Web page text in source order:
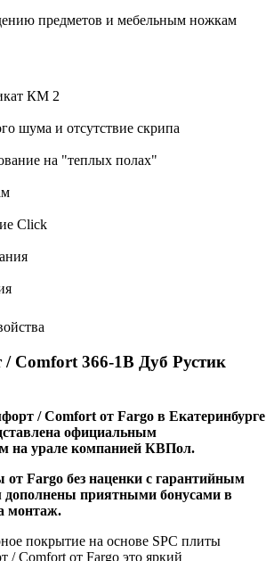
предметов и мебельным ножкам
КМ 2
шума и отсутствие скрипа
на "теплых полах"
Click
Comfort 366-1В Дуб Рустик
/ Comfort от Fargo в Екатеринбурге
официальным
на урале компанией КВПол.
Fargo без наценки с гарантийным
дополнены приятными бонусами в
монтаж.
покрытие на основе SPC плиты
/ Comfort от Fargo это яркий